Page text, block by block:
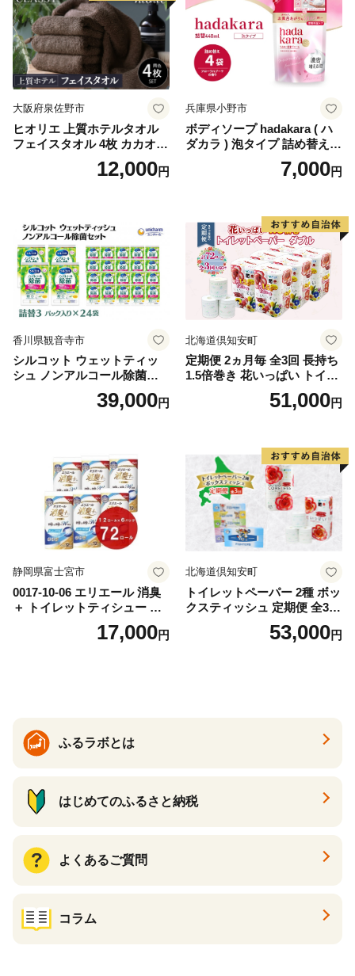
ペーパー ダブル といれっと
ぺーぱー トイレ クレシア ト
イレットペーパー [BDBH002
-1]
大阪府泉佐野市
ヒオリエ 上質ホテルタオル
フェイスタオル 4枚 カカオ
【タオル 泉州タオル 吸水 普
段使い 無地 シンプル 日用品
12,000円
兵庫県小野市
ボディソープ hadakara ( ハ
ダカラ ) 泡タイプ 詰め替え 4
40ml×4袋 ボディーソープ 泡
ボディソープ 泡 日用品 消耗
泡石鹸 石鹸 兵庫 兵庫県 小野
7,000円
香川県観音寺市
シルコット ウェットティッ
シュ ノンアルコール除菌詰
替（43枚×3P）×24袋 日用品
おもちゃ 拭き取り 手拭き 外
39,000円
北海道倶知安町
定期便 2ヵ月毎 全3回 長持ち
1.5倍巻き 花いっぱい トイレ
ットペーパー ダブル 45ｍ 計
72ロール 全18種 花柄 プリン
ー 消耗品 備蓄 送料無料 北海
道 倶知安町 日用品
51,000円
静岡県富士宮市
0017-10-06 エリエール 消臭
＋ トイレットティシュー し
っかり香るフレッシュクリア
の香り ダブル 12ロール×6パ
17,000円
北海道倶知安町
トイレットペーパー 2種 ボッ
クスティッシュ 定期便 全3
回 日本製 まとめ買い 防災
常備品 日用雑貨 消耗品 生活
53,000円
ふるラボとは
はじめてのふるさと納税
よくあるご質問
コラム